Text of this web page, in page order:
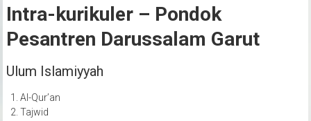
Intra-kurikuler – Pondok
Pesantren Darussalam Garut
Ulum Islamiyyah
Al-Qur’an
Tajwid